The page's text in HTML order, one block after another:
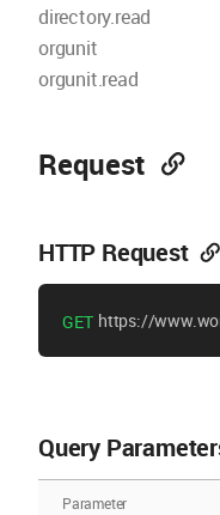
directory.read
orgunit
orgunit.read
Request
HTTP Request
GET https://
Query
Parameter